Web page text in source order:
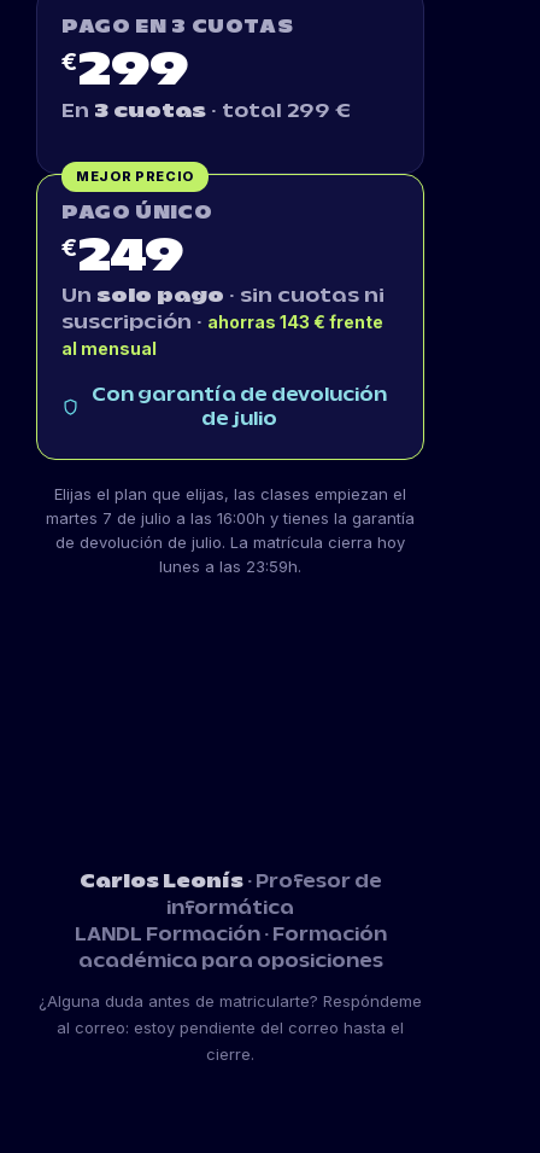
PAGO EN 3 CUOTAS
€299
En 3 cuotas · total 299 €
MEJOR PRECIO
PAGO ÚNICO
€249
Un solo pago · sin cuotas ni
suscripción · ahorras 143 € frente
al mensual
Con garantía de devolución
de julio
Elijas el plan que elijas, las clases empiezan el
martes 7 de julio a las 16:00h y tienes la garantía
de devolución de julio. La matrícula cierra hoy
lunes a las 23:59h.
Carlos Leonís· Profesor de
informática
LANDL Formación · Formación
académica para oposiciones
¿Alguna duda antes de matricularte? Respóndeme
al correo: estoy pendiente del correo hasta el
cierre.